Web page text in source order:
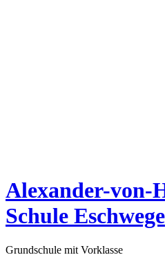
Alexander-von-
Schule Eschwege
Grundschule mit Vorklasse